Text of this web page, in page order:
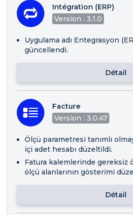
Intégration (ERP)
Version : 3.1.0
Uygulama adı Entegrasyon
güncellendi.
Détail
Facture
Version : 3.0.47
Ölçü parametresi tanımlı
içi adet hesabı düzeltildi.
Fatura kalemlerinde gereksiz
ölçü alanlarının gösterimi
Détail